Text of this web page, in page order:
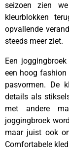
seizoen zien
kleurblokken
opvallende
steeds meer ziet.
Een
een hoog
pasvormen. De
details als
met andere
joggingbroek
maar juist ook
Comfortabele